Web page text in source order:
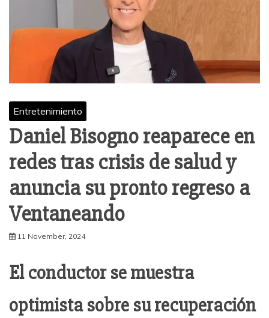
Entretenimiento
Daniel Bisogno reaparece en
redes tras crisis de salud y
anuncia su pronto regreso a
Ventaneando
11 November, 2024
El conductor se muestra
optimista sobre su recuperación